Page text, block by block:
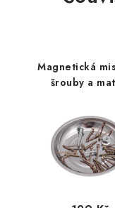
Magnetická
šrouby a